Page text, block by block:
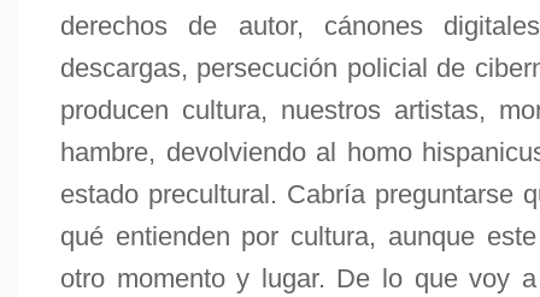
derechos de autor, cánones
descargas, persecución policial de
producen cultura, nuestros artistas,
hambre, devolviendo al homo
estado precultural. Cabría preguntarse
qué entienden por cultura, aunque
otro momento y lugar. De lo que voy